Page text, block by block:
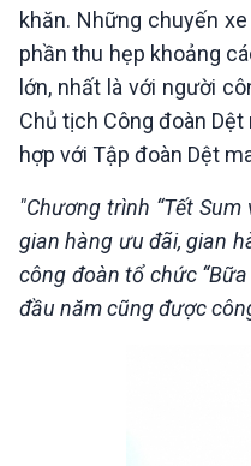
khăn. Những chuyến
phần thu hẹp khoảng
lớn, nhất là với người
Chủ tịch Công đoàn
hợp với Tập đoàn Dệt
"Chương trình “Tết
gian hàng ưu đãi, gian
công đoàn tổ chức
đầu năm cũng được